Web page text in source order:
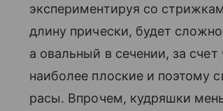
экспериментируя со
длину прически, будет
а овальный в сечении, за
наиболее плоские и поэтому
расы. Впрочем, кудряшки